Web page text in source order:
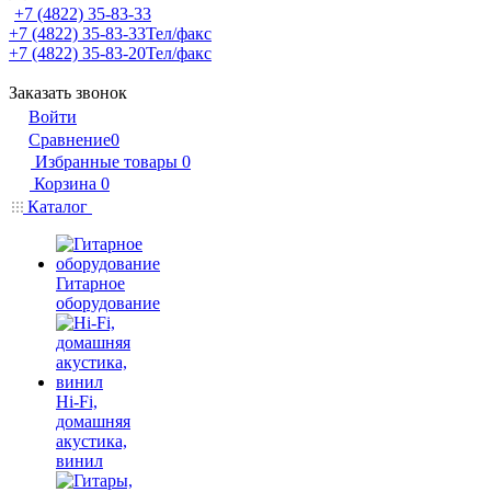
+7 (4822) 35-83-33
+7 (4822) 35-83-33Тел/факс
+7 (4822) 35-83-20Тел/факс
Заказать звонок
Войти
Сравнение0
Избранные товары 0
Корзина 0
Каталог
Гитарное
оборудование
Hi-Fi,
домашняя
акустика,
винил